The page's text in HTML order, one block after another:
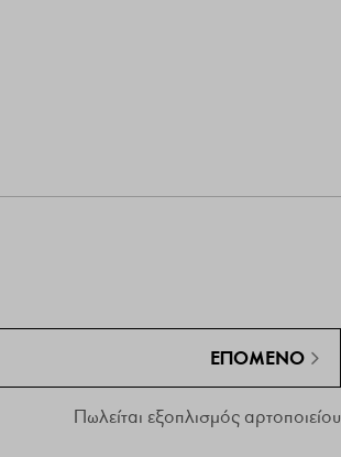
ΕΠΌΜΕΝΟ
Πωλείται εξοπλισμός αρτοποιείου